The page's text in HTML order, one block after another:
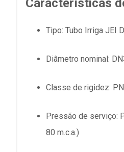
Características
Tipo: Tubo Irriga JEI
Diâmetro nominal:
Classe de rigidez:
Pressão de serviço:
80 m.c.a.)